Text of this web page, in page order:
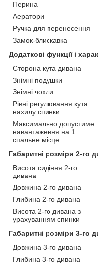
Перина
Аератори
Ручка для перенесення
Замок-блискавка
Додаткові функції і
Сторона кута дивана
Знімні подушки
Знімні чохли
Рівні регулювання кута
нахилу спинки
Максимально допустиме
навантаження на 1
спальне місце
Габаритні розміри 2-го
Висота сидіння 2-го
дивана
Довжина 2-го дивана
Глибина 2-го дивана
Висота 2-го дивана з
урахуванням спинки
Габаритні розміри 3-го
Довжина 3-го дивана
Глибина 3-го дивана